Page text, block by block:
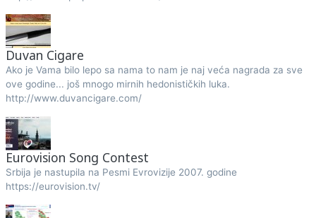
Duvan Cigare
Ako je Vama bilo lepo sa nama to nam je naj veća nagrada za sve
ove godine... još mnogo mirnih hedonističkih luka.
http://www.duvancigare.com/
Eurovision Song Contest
Srbija je nastupila na Pesmi Evrovizije 2007. godine
https://eurovision.tv/